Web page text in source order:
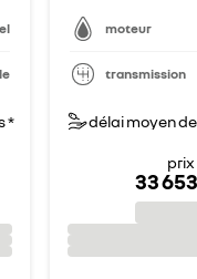
*
moteur
transmission
délai moyen
prix
33